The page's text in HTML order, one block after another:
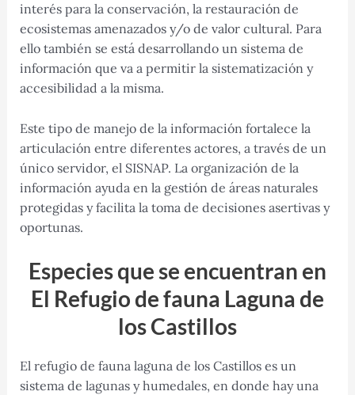
interés para la conservación, la restauración de
ecosistemas amenazados y/o de valor cultural. Para
ello también se está desarrollando un sistema de
información que va a permitir la sistematización y
accesibilidad a la misma.
Este tipo de manejo de la información fortalece la
articulación entre diferentes actores, a través de un
único servidor, el SISNAP. La organización de la
información ayuda en la gestión de áreas naturales
protegidas y facilita la toma de decisiones asertivas y
oportunas.
Especies que se encuentran en
El Refugio de fauna Laguna de
los Castillos
El refugio de fauna laguna de los Castillos es un
sistema de lagunas y humedales, en donde hay una